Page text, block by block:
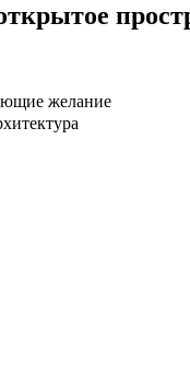
желание